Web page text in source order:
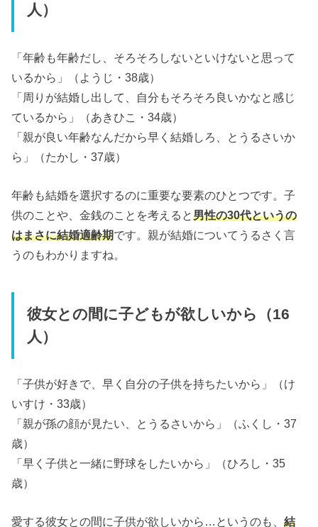
人）
「年齢も年齢だし、そろそろしないといけないと思って
いるから」（ようじ・38歳）
「周りが結婚し出して、自分もそろそろ良いかなと感じ
ているから」（あきひこ・34歳）
「親が良い年齢なんだから早く結婚しろ、とうるさいか
ら」（たかし・37歳）
年齢も結婚を選択するのに重要な要素のひとつです。子
供のことや、金銭のことを考えると男性の30代というの
はまさに結婚適齢期です。親が結婚についてうるさく言
うのもわかりますね。
彼女との間に子どもが欲しいから（16
人）
「子供が好きで、早く自分の子供を持ちたいから」（け
いすけ・33歳）
「親が孫の顔が見たい、とうるさいから」（ふくし・37
歳）
「早く子供と一緒に野球をしたいから」（ひろし・35
歳）
愛する彼女との間に子供が欲しいから…というのも、結